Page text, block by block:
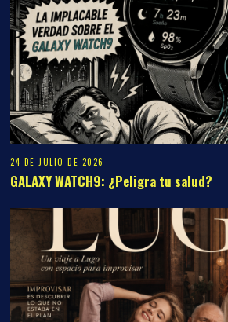
24 DE JULIO DE 2026
GALAXY WATCH9: ¿Peligra tu salud?